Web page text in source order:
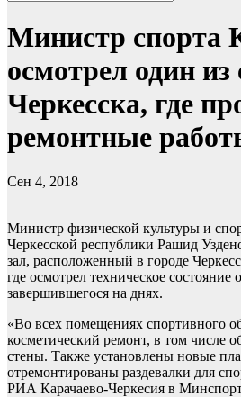
Министр спорта
осмотрел один из
Черкесска, где
ремонтные
Сен 4, 2018
Министр физической культуры и
Черкесской республики Рашид
зал, расположенный в городе
где осмотрел техническое состояние
завершившегося на днях.
«Во всех помещениях спортивного
косметический ремонт, в том числе
стены. Также установлены новые
отремонтированы раздевалки для
РИА Карачаево-Черкесия в